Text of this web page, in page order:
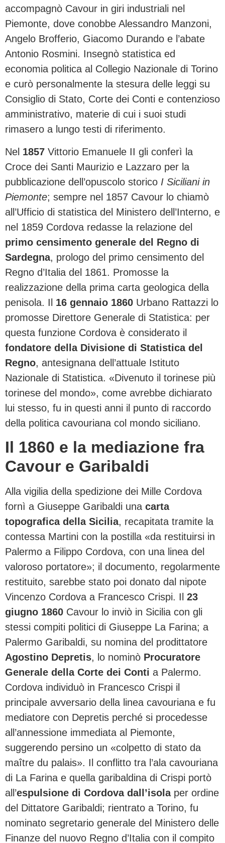
accompagnò Cavour in giri industriali nel
Piemonte, dove conobbe Alessandro Manzoni,
Angelo Brofferio, Giacomo Durando e l’abate
Antonio Rosmini. Insegnò statistica ed
economia politica al Collegio Nazionale di Torino
e curò personalmente la stesura delle leggi su
Consiglio di Stato, Corte dei Conti e contenzioso
amministrativo, materie di cui i suoi studi
rimasero a lungo testi di riferimento.
Nel 1857 Vittorio Emanuele II gli conferì la
Croce dei Santi Maurizio e Lazzaro per la
pubblicazione dell’opuscolo storico I Siciliani in
Piemonte; sempre nel 1857 Cavour lo chiamò
all’Ufficio di statistica del Ministero dell’Interno, e
nel 1859 Cordova redasse la relazione del
primo censimento generale del Regno di
Sardegna, prologo del primo censimento del
Regno d’Italia del 1861. Promosse la
realizzazione della prima carta geologica della
penisola. Il 16 gennaio 1860 Urbano Rattazzi lo
promosse Direttore Generale di Statistica: per
questa funzione Cordova è considerato il
fondatore della Divisione di Statistica del
Regno, antesignana dell’attuale Istituto
Nazionale di Statistica. «Divenuto il torinese più
torinese del mondo», come avrebbe dichiarato
lui stesso, fu in questi anni il punto di raccordo
della politica cavouriana col mondo siciliano.
Il 1860 e la mediazione fra
Cavour e Garibaldi
Alla vigilia della spedizione dei Mille Cordova
fornì a Giuseppe Garibaldi una carta
topografica della Sicilia, recapitata tramite la
contessa Martini con la postilla «da restituirsi in
Palermo a Filippo Cordova, con una linea del
valoroso portatore»; il documento, regolarmente
restituito, sarebbe stato poi donato dal nipote
Vincenzo Cordova a Francesco Crispi. Il 23
giugno 1860 Cavour lo inviò in Sicilia con gli
stessi compiti politici di Giuseppe La Farina; a
Palermo Garibaldi, su nomina del prodittatore
Agostino Depretis, lo nominò Procuratore
Generale della Corte dei Conti a Palermo.
Cordova individuò in Francesco Crispi il
principale avversario della linea cavouriana e fu
mediatore con Depretis perché si procedesse
all’annessione immediata al Piemonte,
suggerendo persino un «colpetto di stato da
maître du palais». Il conflitto tra l’ala cavouriana
di La Farina e quella garibaldina di Crispi portò
all’espulsione di Cordova dall’isolaper ordine
del Dittatore Garibaldi; rientrato a Torino, fu
nominato segretario generale del Ministero delle
Finanze del nuovo Regno d’Italia con il compito